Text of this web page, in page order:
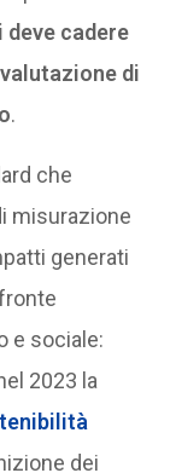
deve cadere
di
.
che
misurazione
generati
e sociale:
2023 la
dei